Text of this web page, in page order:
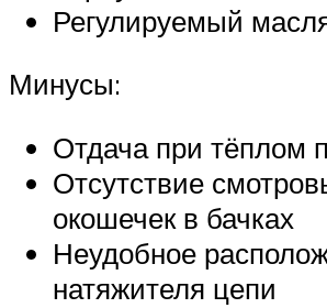
Регулируемый
Минусы:
Отдача при тёплом
Отсутствие
окошечек в бачках
Неудобное
натяжителя цепи